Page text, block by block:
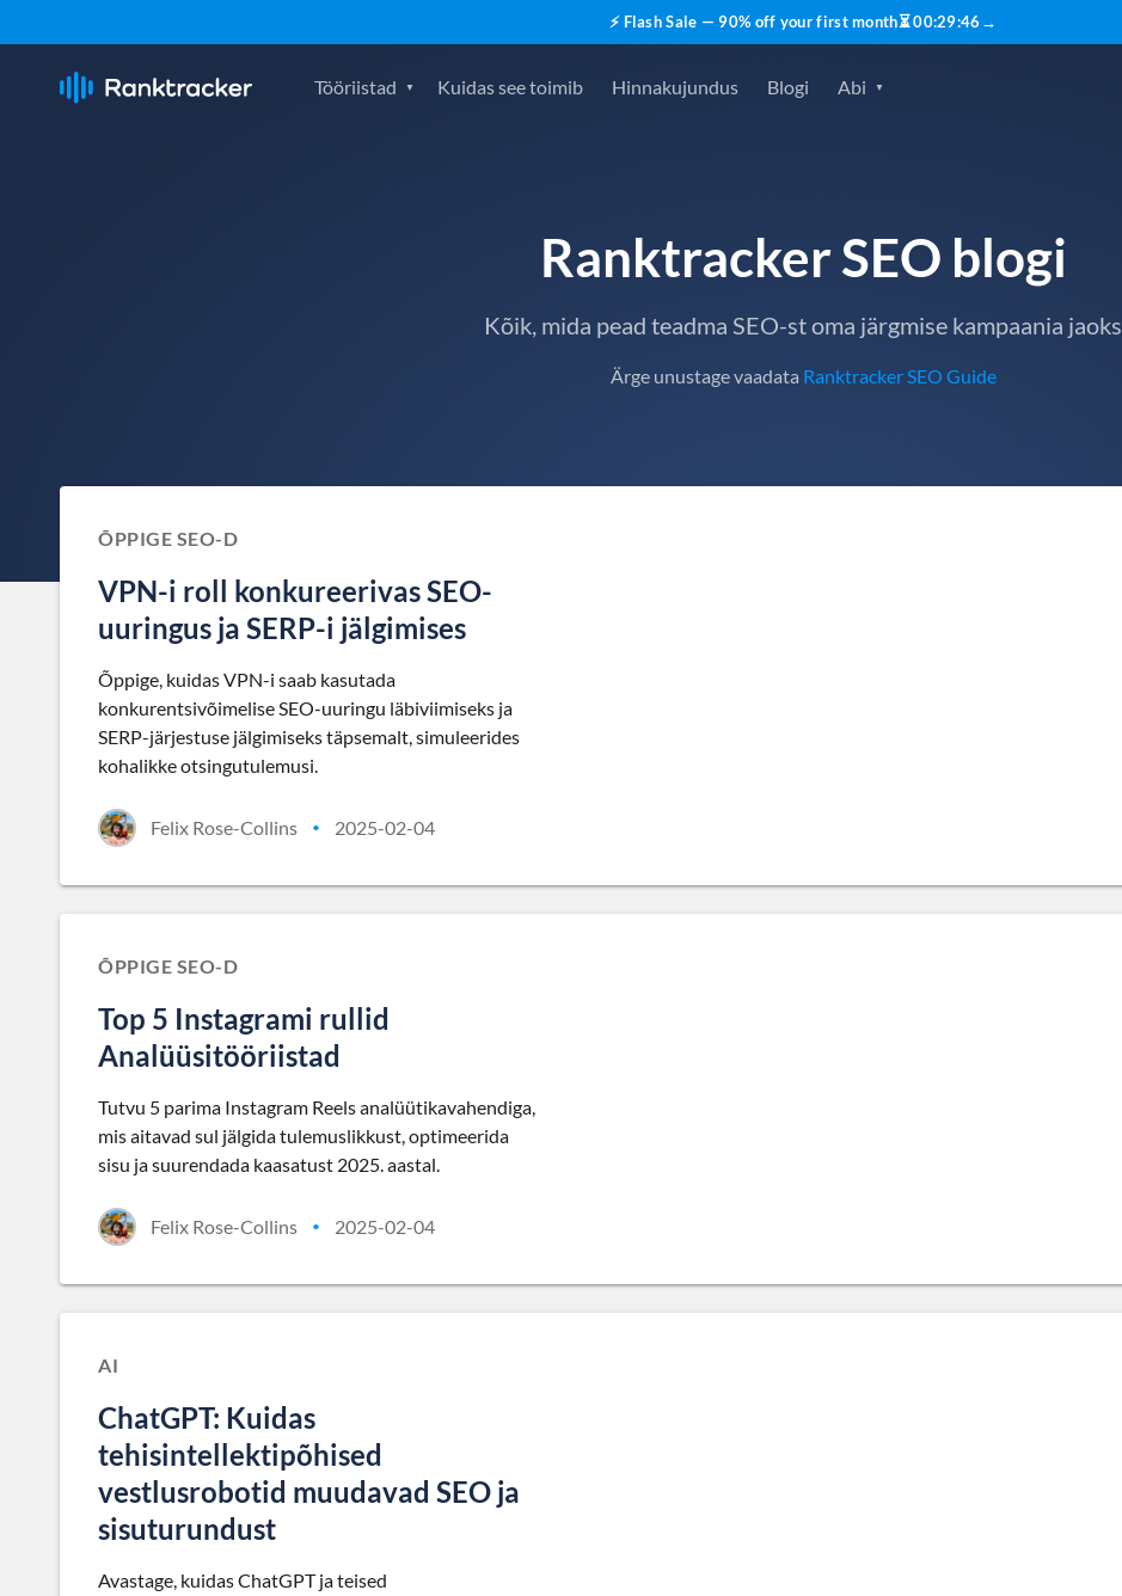
⚡ Flash Sale — 90% off your first month⏳00:29:45 →
Tööriistad Kuidas see toimib Hinnakujundus Blogi Abi
Ranktracker SEO blogi
Kõik, mida pead teadma SEO-st oma järgmise kampaania jaoks
Ärge unustage vaadata Ranktracker SEO Guide
ÕPPIGE SEO-D
VPN-i roll konkureerivas SEO-
uuringus ja SERP-i jälgimises
Õppige, kuidas VPN-i saab kasutada
konkurentsivõimelise SEO-uuringu läbiviimiseks ja
SERP-järjestuse jälgimiseks täpsemalt, simuleerides
kohalikke otsingutulemusi.
Felix Rose-Collins • 2025-02-04
ÕPPIGE SEO-D
Top 5 Instagrami rullid
Analüüsitööriistad
Tutvu 5 parima Instagram Reels analüütikavahendiga,
mis aitavad sul jälgida tulemuslikkust, optimeerida
sisu ja suurendada kaasatust 2025. aastal.
Felix Rose-Collins • 2025-02-04
AI
ChatGPT: Kuidas
tehisintellektipõhised
vestlusrobotid muudavad SEO ja
sisuturundust
Avastage, kuidas ChatGPT ja teised